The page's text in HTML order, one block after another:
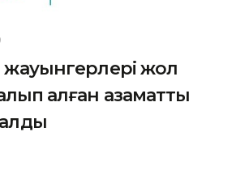
жауынгерлері жол
қалған азаматты